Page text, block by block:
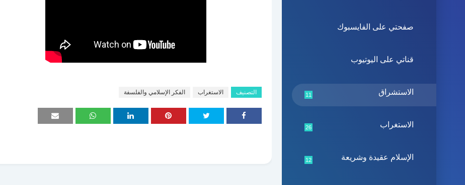
صفحتي على الفايسبوك
قناتي على اليوتيوب
الاستشراق 11
الاستغراب 26
الإسلام عقيدة وشريعة 12
التصنيف الاستغراب الفكر الإسلامي والفلسفة